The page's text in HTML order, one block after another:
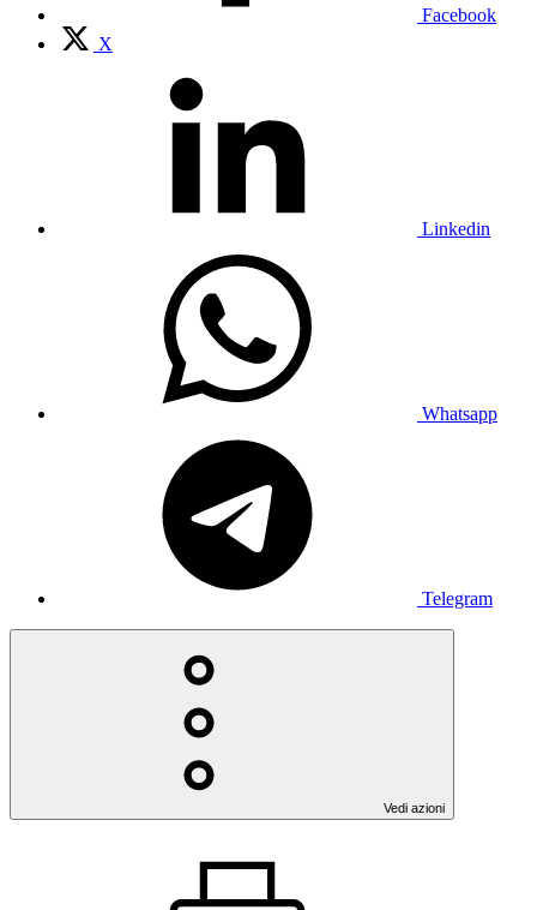
Facebook
X
Linkedin
Whatsapp
Telegram
Vedi azioni